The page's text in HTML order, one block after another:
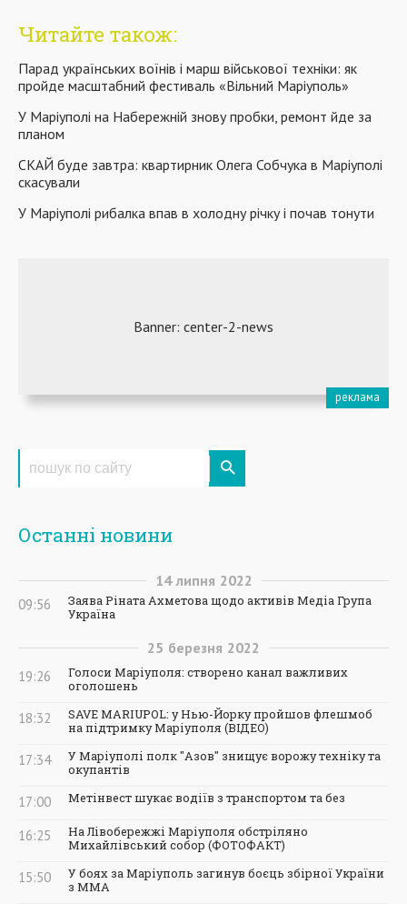
Читайте також:
Парад українських воїнів і марш військової техніки: як
пройде масштабний фестиваль «Вільний Маріуполь»
У Маріуполі на Набережній знову пробки, ремонт йде за
планом
СКАЙ буде завтра: квартирник Олега Собчука в Маріуполі
скасували
У Маріуполі рибалка впав в холодну річку і почав тонути
Останні новини
14 липня 2022
09:56
Заява Ріната Ахметова щодо активів Медіа Група
Україна
25 березня 2022
19:26
Голоси Маріуполя: створено канал важливих
оголошень
18:32
SAVE MARIUPOL: у Нью-Йорку пройшов флешмоб
на підтримку Маріуполя (ВІДЕО)
17:34
У Маріуполі полк "Азов" знищує ворожу техніку та
окупантів
17:00 Метінвест шукає водіїв з транспортом та без
16:25
На Лівобережжі Маріуполя обстріляно
Михайлівський собор (ФОТОФАКТ)
15:50
У боях за Маріуполь загинув боєць збірної України
з ММА